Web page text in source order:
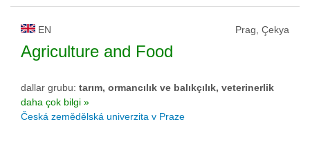
EN Prag, Çekya
Agriculture and Food
dallar grubu: tarım, ormancılık ve balıkçılık, veterinerlik
daha çok bilgi »
Česká zemědělská univerzita v Praze